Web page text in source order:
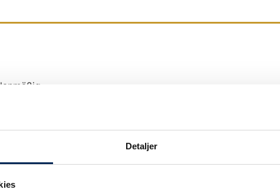
Detaljer
Unsere Verkehrsinformation wir nur bei